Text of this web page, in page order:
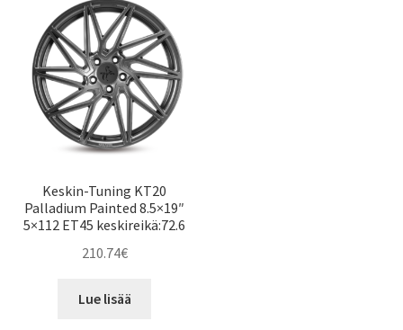
Keskin-Tuning KT20
Palladium Painted 8.5×19″
5×112 ET45 keskireikä:72.6
210.74€
Lue lisää